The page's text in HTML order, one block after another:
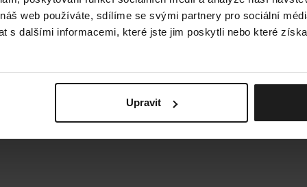
web používáte, sdílíme se svými partnery pro sociální
s dalšími informacemi, které jste jim poskytli nebo které
Upravit
Detail
hodnocení
produktu
je
5
499 Kč
Merino